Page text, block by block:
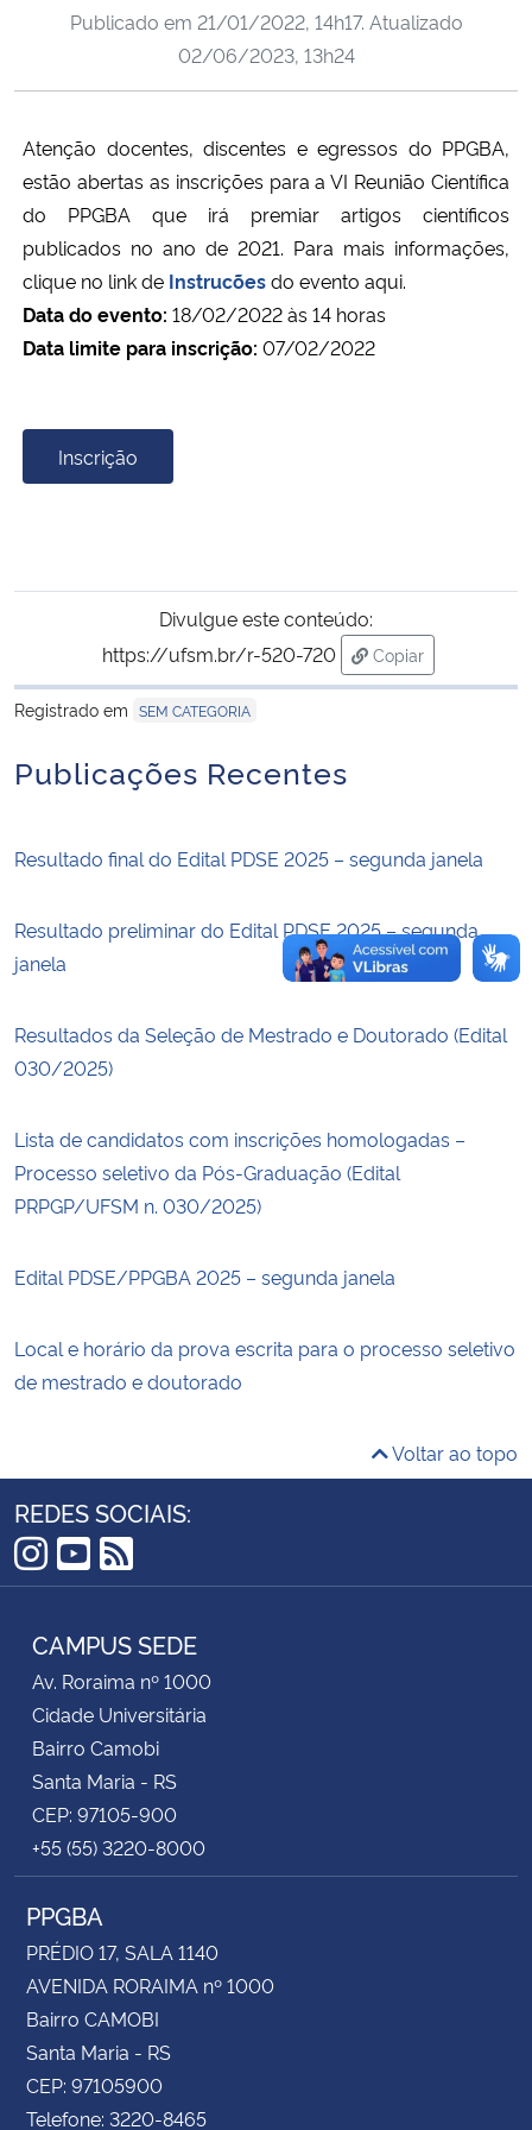
Ministério da Cidadania
Ministério de Minas e Energia
Ministério da Ciência, Tecnologia, Inovações e Comunicações
Ministério do Meio Ambiente
Controladoria-Geral da União
Secretaria-Geral
Secretaria de Governo
Gabinete de Segurança Institucional
Advocacia-Geral da União
Publicado em 21/01/2022, 14h17. Atualizado
02/06/2023, 13h24
Atenção docentes, discentes e egressos do PPGBA,
estão abertas as inscrições para a VI Reunião Científica
do PPGBA que irá premiar artigos científicos
publicados no ano de 2021. Para mais informações,
clique no link de Instrucõesdo evento aqui.
Data do evento: 18/02/2022 às 14 horas
Data limite para inscrição: 07/02/2022
Inscrição
Divulgue este conteúdo:
https://ufsm.br/r-520-720
Copiar
para área de
Registrado em SEM CATEGORIA
Publicações Recentes
Resultado final do Edital PDSE 2025 – segunda janela
Resultado preliminar do Edital PDSE 2025 – segunda
janela
Resultados da Seleção de Mestrado e Doutorado (Edital
030/2025)
Lista de candidatos com inscrições homologadas –
Processo seletivo da Pós-Graduação (Edital
PRPGP/UFSM n. 030/2025)
Edital PDSE/PPGBA 2025 – segunda janela
Local e horário da prova escrita para o processo seletivo
de mestrado e doutorado
Voltar ao topo
REDES SOCIAIS:
Instagram
YouTube
RSS
CAMPUS SEDE
Av. Roraima nº 1000
Cidade Universitária
Bairro Camobi
Santa Maria - RS
CEP: 97105-900
+55 (55) 3220-8000
PPGBA
PRÉDIO 17, SALA 1140
AVENIDA RORAIMA nº 1000
Bairro CAMOBI
Santa Maria - RS
CEP: 97105900
Telefone: 3220-8465